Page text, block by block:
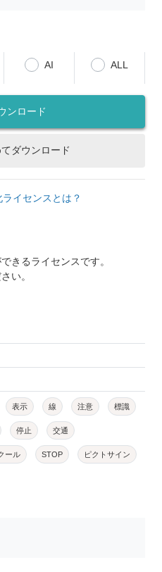
AI ALL
ンロード
ダウンロード
イセンスとは？
きるライセンスです。
い。
表示 線 注意 標識
停止 交通
ール STOP ピクトサイン